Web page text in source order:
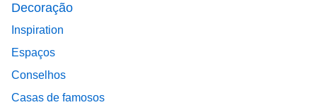
Decoração
Inspiration
Espaços
Conselhos
Casas de famosos